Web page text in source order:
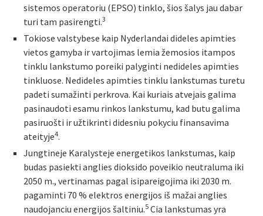
sistemos operatoriu (EPSO) tinklo, šios šalys jau dabar
turi tam pasirengti.3
Tokiose valstybese kaip Nyderlandai dideles apimties
vietos gamyba ir vartojimas lemia žemosios itampos
tinklu lankstumo poreiki palyginti nedideles apimties
tinkluose. Nedideles apimties tinklu lankstumas turetu
padeti sumažinti perkrova. Kai kuriais atvejais galima
pasinaudoti esamu rinkos lankstumu, kad butu galima
pasiruošti ir užtikrinti didesniu pokyciu finansavima
ateityje4.
Jungtineje Karalysteje energetikos lankstumas, kaip
budas pasiekti anglies dioksido poveikio neutraluma iki
2050 m., vertinamas pagal isipareigojima iki 2030 m.
pagaminti 70 % elektros energijos iš mažai anglies
naudojanciu energijos šaltiniu.5 Cia lankstumas yra